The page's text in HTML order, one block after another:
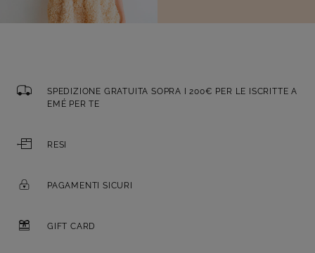
SPEDIZIONE GRATUITA SOPRA I 200€ PER LE ISCRITTE A
EMÉ PER TE
RESI
PAGAMENTI SICURI
GIFT CARD